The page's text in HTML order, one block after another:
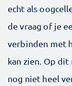
echt als
de vraag of je
verbinden met
kan zien. Op
nog niet heel